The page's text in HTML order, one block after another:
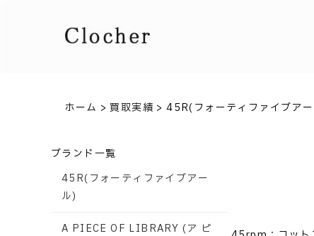
ホーム >買取実績 >45R(フォーティファイブア
ブランド一覧
45R(フォーティファイブアー
ル)
A PIECE OF LIBRARY (ア ピ